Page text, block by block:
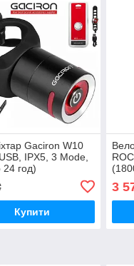
Gaciron W10
IPX5, 3 Mode,
24 год)
Купити
3